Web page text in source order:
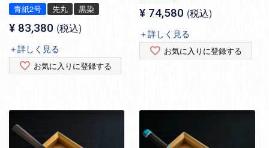
青紙2号 先丸 黒染
¥ 83,380 税込
＋詳しく見る
お気に入りに登録する
¥ 74,580 税込
＋詳しく見る
お気に入りに登録する